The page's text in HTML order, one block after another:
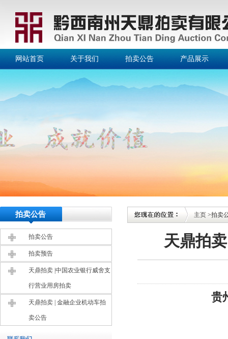
网站首页 关于我们 拍卖公告 产品展示
拍卖公告
拍卖公告
拍卖预告
天鼎拍卖 |中国农业银行威舍支
行营业用房拍卖
天鼎拍卖 | 金融企业机动车拍
卖公告
主页 >拍卖
天鼎拍
贵